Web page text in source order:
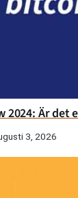
2024: Är
3, 2026